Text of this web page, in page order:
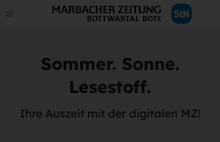
Sommer. Sonne.
Lesestoff.
Ihre Auszeit mit der digitalen MZ!